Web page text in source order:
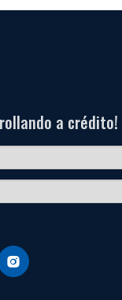
a crédito!